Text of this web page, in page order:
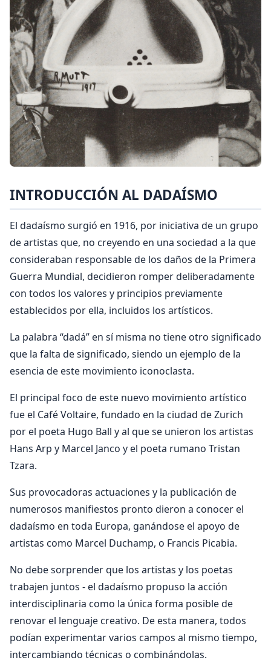
INTRODUCCIÓN AL DADAÍSMO
El dadaísmo surgió en 1916, por iniciativa de un grupo
de artistas que, no creyendo en una sociedad a la que
consideraban responsable de los daños de la Primera
Guerra Mundial, decidieron romper deliberadamente
con todos los valores y principios previamente
establecidos por ella, incluidos los artísticos.
La palabra “dadá” en sí misma no tiene otro significado
que la falta de significado, siendo un ejemplo de la
esencia de este movimiento iconoclasta.
El principal foco de este nuevo movimiento artístico
fue el Café Voltaire, fundado en la ciudad de Zurich
por el poeta Hugo Ball y al que se unieron los artistas
Hans Arp y Marcel Janco y el poeta rumano Tristan
Tzara.
Sus provocadoras actuaciones y la publicación de
numerosos manifiestos pronto dieron a conocer el
dadaísmo en toda Europa, ganándose el apoyo de
artistas como Marcel Duchamp, o Francis Picabia.
No debe sorprender que los artistas y los poetas
trabajen juntos - el dadaísmo propuso la acción
interdisciplinaria como la única forma posible de
renovar el lenguaje creativo. De esta manera, todos
podían experimentar varios campos al mismo tiempo,
intercambiando técnicas o combinándolas.